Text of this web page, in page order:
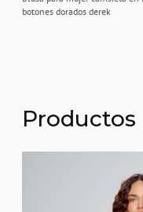
botones dorados derek